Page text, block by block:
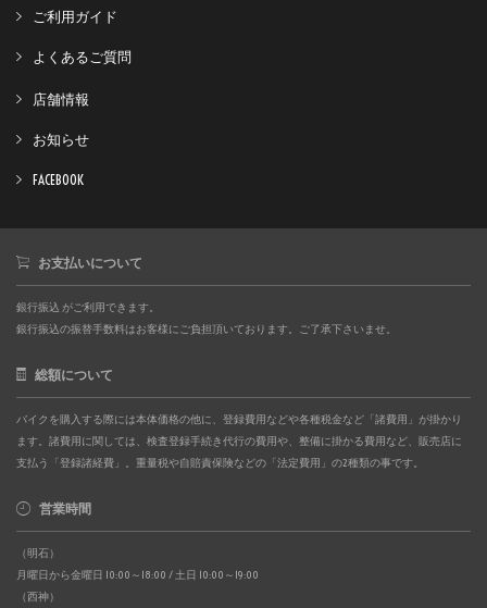
ご利用ガイド
よくあるご質問
店舗情報
お知らせ
FACEBOOK
お支払いについて
銀行振込 がご利用できます。
銀行振込の振替手数料はお客様にご負担頂いております。ご了承下さいませ。
総額について
バイクを購入する際には本体価格の他に、登録費用などや各種税金など「諸費用」が掛かり
ます。諸費用に関しては、検査登録手続き代行の費用や、整備に掛かる費用など、販売店に
支払う「登録諸経費」。重量税や自賠責保険などの「法定費用」の2種類の事です。
営業時間
（明石）
月曜日から金曜日 10:00～18:00 / 土日 10:00～19:00
（西神）